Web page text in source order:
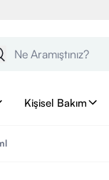
Kişisel Bakım